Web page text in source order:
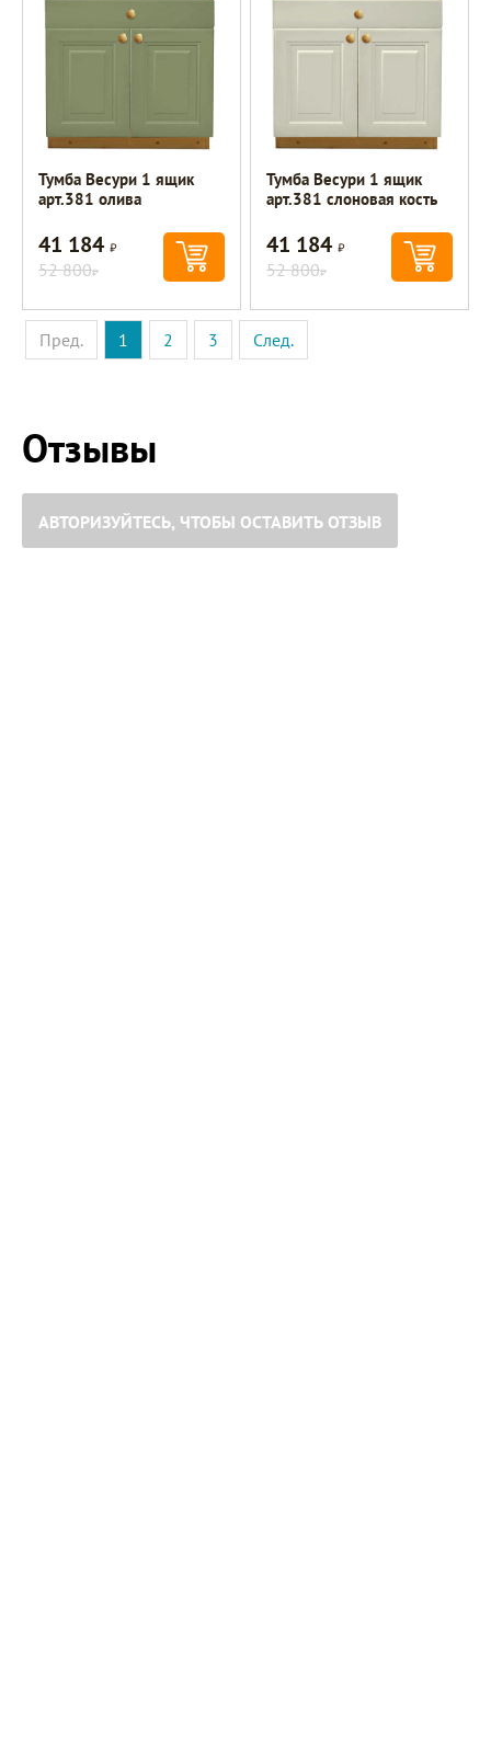
Тумба Весури 1 ящик
арт.381 олива
41 184Р
52 800Р
Тумба Весури 1 ящик
арт.381 слоновая кость
41 184Р
52 800Р
Пред. 1 2 3 След.
Отзывы
АВТОРИЗУЙТЕСЬ, ЧТОБЫ ОСТАВИТЬ ОТЗЫВ